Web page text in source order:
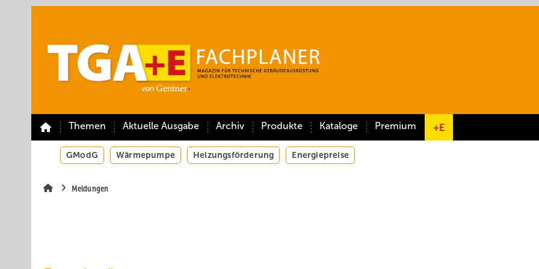
Themen Aktuelle Ausgabe Archiv Produkte Kataloge Premium +E
GModG Wärmepumpe Heizungsförderung Energiepreise
Meldungen